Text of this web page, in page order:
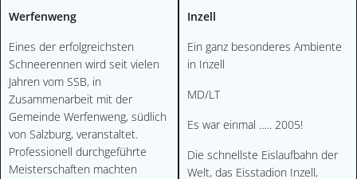
Werfenweng
Eines der erfolgreichsten
Schneerennen wird seit vielen
Jahren vom SSB, in
Zusammenarbeit mit der
Gemeinde Werfenweng, südlich
von Salzburg, veranstaltet.
Professionell durchgeführte
Meisterschaften machten
Inzell
Ein ganz besonderes Ambiente
in Inzell
MD/LT
Es war einmal ….. 2005!
Die schnellste Eislaufbahn der
Welt, das Eisstadion Inzell,